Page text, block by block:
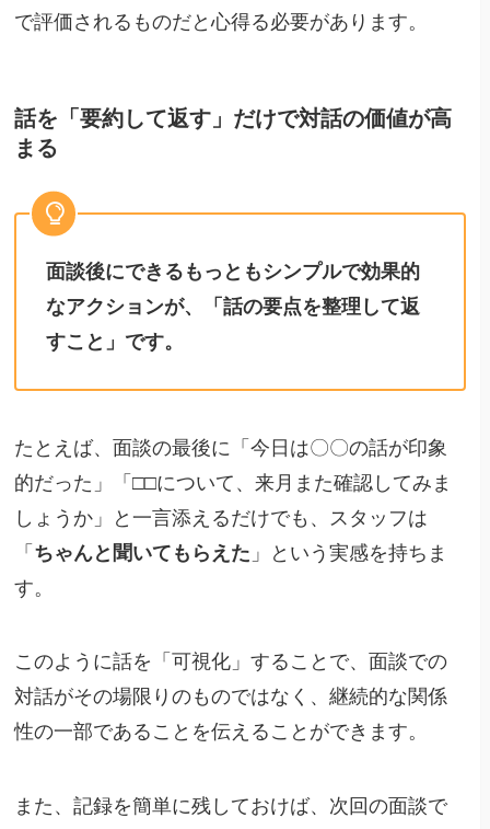
で評価されるものだと心得る必要があります。
話を「要約して返す」だけで対話の価値が高
まる
面談後にできるもっともシンプルで効果的
なアクションが、「話の要点を整理して返
すこと」です。
たとえば、面談の最後に「今日は〇〇の話が印象
的だった」「□□について、来月また確認してみま
しょうか」と一言添えるだけでも、スタッフは
「 ちゃんと聞いてもらえた 」という実感を持ちま
す。
このように話を「可視化」することで、面談での
対話がその場限りのものではなく、継続的な関係
性の一部であることを伝えることができます。
また、記録を簡単に残しておけば、次回の面談で